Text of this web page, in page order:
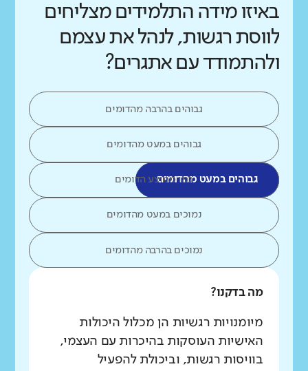
באיזו מידה התלמידים מצליחים
לווסת רגשות, לנהל את עצמם
ולהתמודד עם אתגרים?
גבוהים בהרבה מהדומים
גבוהים במעט מהדומים
גבוהים במעט מהדומיםכמו ממוצע הדומים
נמוכים במעט מהדומים
נמוכים בהרבה מהדומים
מה בדקנו?
מיומנויות רגשיות הן מכלול היכולות
האישיות העוסקות בהיכרות עם העצמי,
בוויסות רגשות, וביכולת להפעיל